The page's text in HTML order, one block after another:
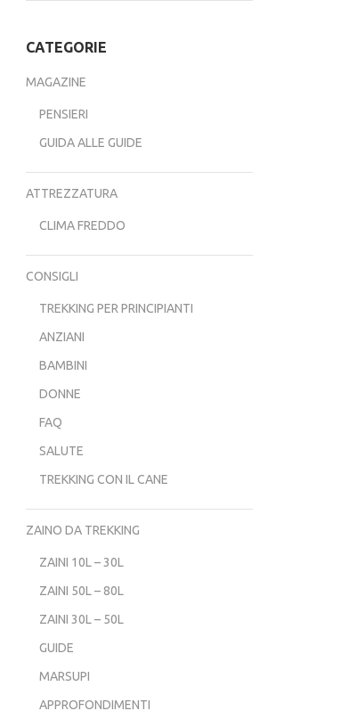
CATEGORIE
MAGAZINE
PENSIERI
GUIDA ALLE GUIDE
ATTREZZATURA
CLIMA FREDDO
CONSIGLI
TREKKING PER PRINCIPIANTI
ANZIANI
BAMBINI
DONNE
FAQ
SALUTE
TREKKING CON IL CANE
ZAINO DA TREKKING
ZAINI 10L – 30L
ZAINI 50L – 80L
ZAINI 30L – 50L
GUIDE
MARSUPI
APPROFONDIMENTI